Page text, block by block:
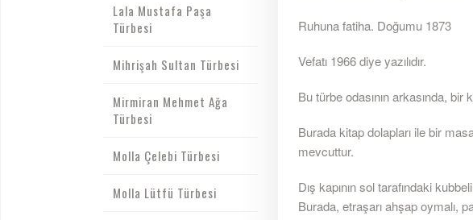
Lala Mustafa Paşa
Türbesi
Mihrişah Sultan Türbesi
Mirmiran Mehmet Ağa
Türbesi
Molla Çelebi Türbesi
Molla Lütfü Türbesi
Ruhuna fatiha. Doğumu 1873
Vefatı 1966 diye yazılıdır.
Bu türbe odasının arkasında, bir
Burada kitap dolapları ile bir
mevcuttur.
Dış kapının sol tarafındaki
Burada, etraşarı ahşap oymalı,